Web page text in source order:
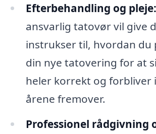
Efterbehandling og pleje:
ansvarlig tatovør vil give
instrukser til, hvordan du
din nye tatovering for at
heler korrekt og forbliver
årene fremover.
Professionel rådgivning